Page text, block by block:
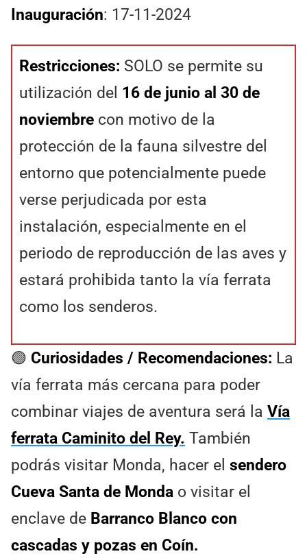
Inauguración: 17-11-2024
Restricciones: SOLO se permite su
utilización del 16 de junio al 30 de
noviembre con motivo de la
protección de la fauna silvestre del
entorno que potencialmente puede
verse perjudicada por esta
instalación, especialmente en el
periodo de reproducción de las aves y
estará prohibida tanto la vía ferrata
como los senderos.
🟢 Curiosidades / Recomendaciones: La
vía ferrata más cercana para poder
combinar viajes de aventura será la Vía
ferrata Caminito del Rey. También
podrás visitar Monda, hacer el sendero
Cueva Santa de Monda o visitar el
enclave de Barranco Blanco con
cascadas y pozas en Coín.